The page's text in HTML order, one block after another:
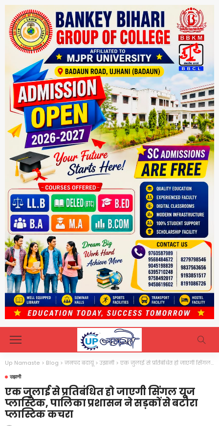
Up Namaste > Blog > जनपद बदायूं>उझानी > एक जुलाई से प्रतिबंधित हो जाएगी सिंगल यूज प्लास्टिक, पालिका प्रशासन ने सड़कों से बटोरा प्लास्टिक कचरा
उझानी
एक जुलाई से प्रतिबंधित हो जाएगी सिंगल यूज
प्लास्टिक, पालिका प्रशासन ने सड़कों से बटोरा
प्लास्टिक कचरा